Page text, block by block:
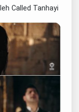
Called Tanhayi